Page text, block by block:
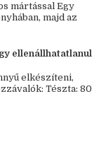
mártással Egy
majd az
ellenállhatatlanul
elkészíteni,
Tészta: 80